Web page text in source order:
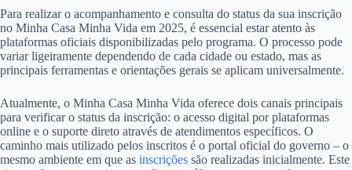
Para realizar o acompanhamento e consulta do status da sua inscrição
no Minha Casa Minha Vida em 2025, é essencial estar atento às
plataformas oficiais disponibilizadas pelo programa. O processo pode
variar ligeiramente dependendo de cada cidade ou estado, mas as
principais ferramentas e orientações gerais se aplicam universalmente.
Atualmente, o Minha Casa Minha Vida oferece dois canais principais
para verificar o status da inscrição: o acesso digital por plataformas
online e o suporte direto através de atendimentos específicos. O
caminho mais utilizado pelos inscritos é o portal oficial do governo – o
mesmo ambiente em que as inscrições são realizadas inicialmente. Este